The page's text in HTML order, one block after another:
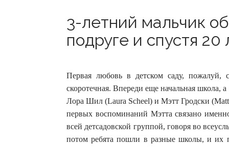
3-летний мальчик
подруге и спустя 20
Первая любовь в детском саду, пожалуй,
скоротечная. Впереди еще начальная
Лора Шил (Laura Scheel) и Мэтт Гродски (Matt
первых воспоминаний Мэтта связано
всей детсадовской группой, говоря во
потом ребята пошли в разные школы, и их